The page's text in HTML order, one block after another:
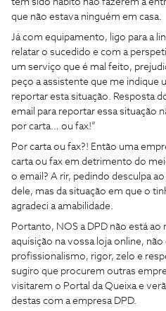
tem sido hábito não fazerem a
que não estava ninguém em casa.
Já com equipamento, ligo para a
relatar o sucedido e com a
um serviço que é mal feito,
peço a assistente que me indique
reportar esta situação. Resposta
email para reportar essa situação
por carta… ou fax!”
Por carta ou fax?! Então uma
carta ou fax em detrimento do
o email? A rir, pedindo desculpa
dele, mas da situação em que o
agradeci a amabilidade.
Portanto, NOS a DPD não está ao
aquisição na vossa loja online,
profissionalismo, rigor, zelo e
sugiro que procurem outras
visitarem o Portal da Queixa e
destas com a empresa DPD.